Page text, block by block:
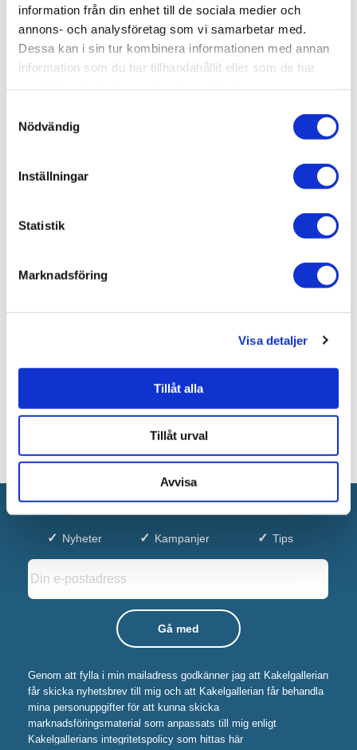
information från din enhet till de sociala medier och
annons- och analysföretag som vi samarbetar med.
Dessa kan i sin tur kombinera informationen med annan
information som du har tillhandahållit eller som de har
Nödvändig
Inställningar
Statistik
Marknadsföring
Visa detaljer
Tillåt alla
Tillåt urval
Avvisa
Bad & kök / Badrum /Handfat & tvättställ
Bad & kök / Badrum / Handfat & tvättställ / Singelhand
fat
Varumärken / Björbo Badrum /Handfat & tvättställ
Tapwell Tvättställ TA4328
6.495 kr
JUST NU!
Anmäl dig till vårt nyhetsbrev!
Nyheter Kampanjer Tips
Genom att fylla i min mailadress godkänner jag att Kakelgallerian
får skicka nyhetsbrev till mig och att Kakelgallerian får behandla
mina personuppgifter för att kunna skicka
marknadsföringsmaterial som anpassats till mig enligt
Kakelgallerians integritetspolicy som hittas här